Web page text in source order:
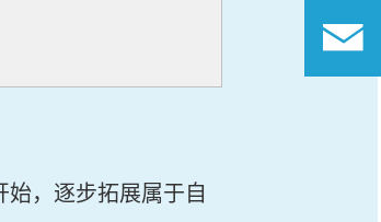
，逐步拓展属于自